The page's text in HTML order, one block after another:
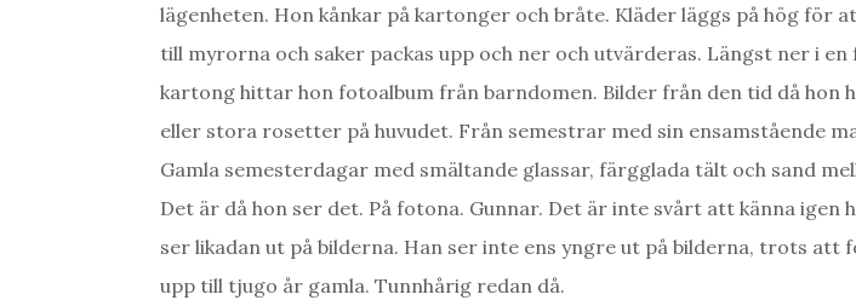
lägenheten. Hon kånkar på kartonger och bråte. Kläder läggs på hög för
till myrorna och saker packas upp och ner och utvärderas. Längst ner i en
kartong hittar hon fotoalbum från barndomen. Bilder från den tid då hon
eller stora rosetter på huvudet. Från semestrar med sin ensamstående
Gamla semesterdagar med smältande glassar, färgglada tält och sand
Det är då hon ser det. På fotona. Gunnar. Det är inte svårt att känna igen
ser likadan ut på bilderna. Han ser inte ens yngre ut på bilderna, trots att
upp till tjugo år gamla. Tunnhårig redan då.